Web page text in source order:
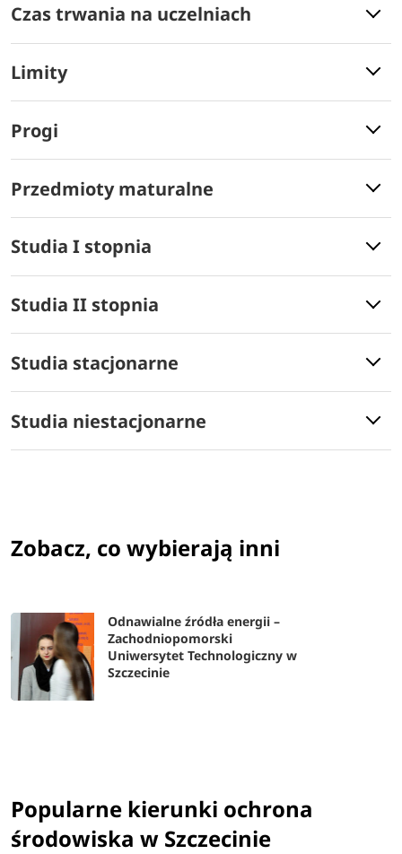
Czas trwania na uczelniach
Limity
Progi
Przedmioty maturalne
Studia I stopnia
Studia II stopnia
Studia stacjonarne
Studia niestacjonarne
Zobacz, co wybierają inni
Odnawialne źródła energii –
Zachodniopomorski
Uniwersytet Technologiczny w
Szczecinie
Popularne kierunki ochrona
środowiska w Szczecinie